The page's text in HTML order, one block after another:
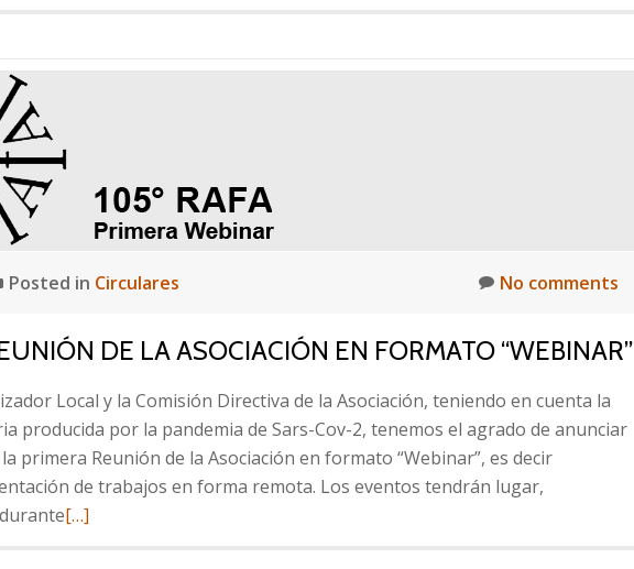
Posted in Circulares No comments
DE LA ASOCIACIÓN EN FORMATO “WEBINAR”
Local y la Comisión Directiva de la Asociación, teniendo en cuenta la
producida por la pandemia de Sars-Cov-2, tenemos el agrado de anunciar
primera Reunión de la Asociación en formato “Webinar”, es decir
de trabajos en forma remota. Los eventos tendrán lugar,
Read
[…]